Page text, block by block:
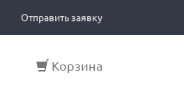
Отправить заявку
Корзина